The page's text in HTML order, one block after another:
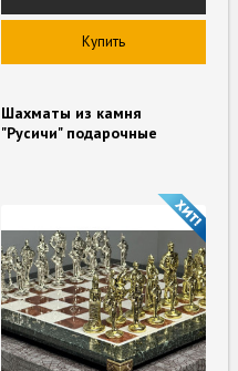
Купить
Шахматы из камня
"Русичи" подарочные